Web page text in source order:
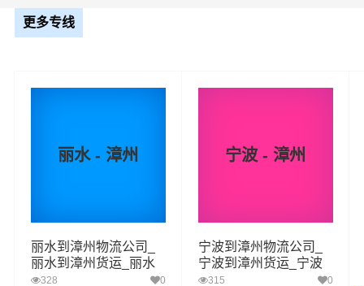
万信在鹿城区,龙湾区,瓯海区,洞头区,永嘉县,平阳县,苍南县,
文成县,泰顺县,瑞安,乐清,龙港等地具有优势的物流网络资
内率先开通温州至漳州的物流专线运输业务，简化了货物
人和企业提供到更优质的温州到漳州物流专线运输服务。
更多专线
丽水 - 漳州
丽水到漳州物流公司_
丽水到漳州货运_丽水
至漳州物流专线
328 0
宁波 - 漳州
宁波到漳州物流公司_
宁波到漳州货运_宁波
至漳州物流专线
315 0